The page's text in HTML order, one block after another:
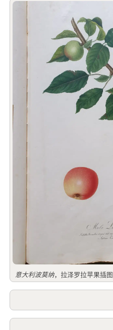
意大利波莫纳，拉泽罗拉苹果插图